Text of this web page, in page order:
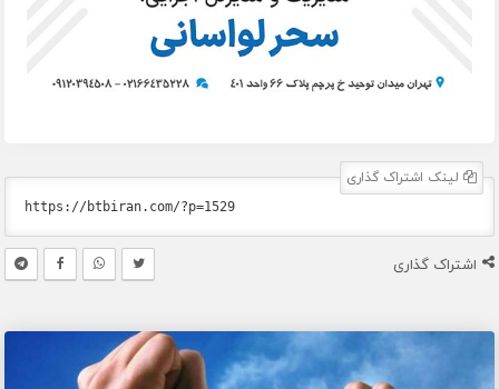
لینک اشتراک گذاری
اشتراک گذاری